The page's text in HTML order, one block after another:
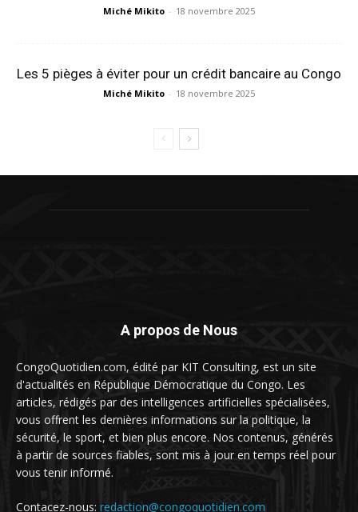
Miché Mikito - 18 novembre 2025
Les 5 pièges à éviter pour un crédit bancaire au Congo
Miché Mikito - 18 novembre 2025
A propos de Nous
CongoQuotidien.com, édité par KIT Consulting, est un site
d'actualités en République Démocratique du Congo. Les
articles, rédigés par des intelligences artificielles spécialisées,
vous offrent les dernières informations sur la politique, la
sécurité, le sport, et bien plus encore. Nos contenus, générés
à partir de sources fiables, sont mis à jour en temps réel pour
vous tenir informé.
Contacez-nous: redaction@congoquotidien.com